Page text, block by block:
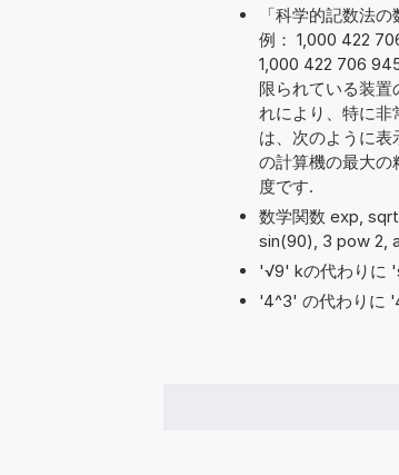
「科学的記数法
例： 1,000 422
1,000 422 706
限られている装
れにより、特に
は、次のように
の計算機の最大の
度です.
数学関数 exp,
sin(90), 3 pow 2,
'√9' kの代わりに
'4^3' の代わりに